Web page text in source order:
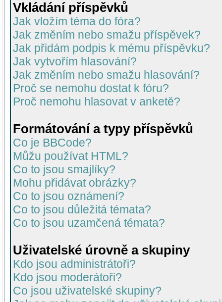
Vkládání příspěvků
Jak vložím téma do fóra?
Jak změním nebo smažu příspěvek?
Jak přidám podpis k mému příspěvku?
Jak vytvořím hlasování?
Jak změním nebo smažu hlasování?
Proč se nemohu dostat k fóru?
Proč nemohu hlasovat v anketě?
Formátování a typy příspěvků
Co je BBCode?
Můžu používat HTML?
Co to jsou smajlíky?
Mohu přidávat obrázky?
Co to jsou oznámení?
Co to jsou důležitá témata?
Co to jsou uzamčená témata?
Uživatelské úrovně a skupiny
Kdo jsou administrátoři?
Kdo jsou moderátoři?
Co jsou uživatelské skupiny?